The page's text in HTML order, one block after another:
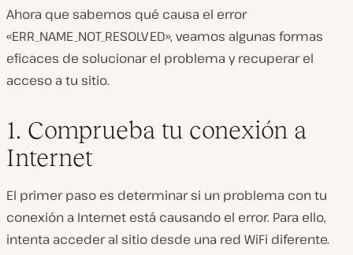
Ahora que sabemos qué causa el error
«ERR_NAME_NOT_RESOLVED», veamos algunas formas
eficaces de solucionar el problema y recuperar el
acceso a tu sitio.
1. Comprueba tu conexión a
Internet
El primer paso es determinar si un problema con tu
conexión a Internet está causando el error. Para ello,
intenta acceder al sitio desde una red WiFi diferente.